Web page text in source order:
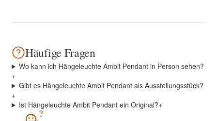
Häufige Fragen
Wo kann ich Hängeleuchte Ambit Pendant in Person sehen?
+
Gibt es Hängeleuchte Ambit Pendant als Ausstellungsstück?
+
Ist Hängeleuchte Ambit Pendant ein Original?+
?